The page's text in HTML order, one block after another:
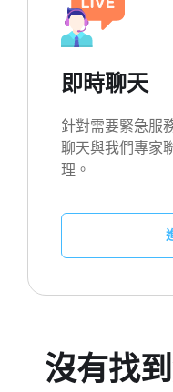
即時聊天
針對需要緊急服
聊天與我們專家
理。
沒有找